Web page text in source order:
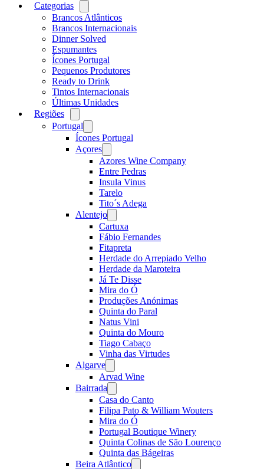
Categorias
menu
Brancos Atlânticos
Brancos Internacionais
Dinner Solved
Espumantes
Ícones Portugal
Pequenos Produtores
Ready to Drink
Tintos Internacionais
Últimas Unidades
Regiões
menu
Portugal
menu
Ícones Portugal
Açores
menu
Azores Wine Company
Entre Pedras
Insula Vinus
Tarelo
Tito´s Adega
Alentejo
menu
Cartuxa
Fábio Fernandes
Fitapreta
Herdade do Arrepiado Velho
Herdade da Maroteira
Já Te Disse
Mira do Ó
Produções Anónimas
Quinta do Paral
Natus Vini
Quinta do Mouro
Tiago Cabaço
Vinha das Virtudes
Algarve
menu
Arvad Wine
Bairrada
menu
Casa do Canto
Filipa Pato & William Wouters
Mira do Ó
Portugal Boutique Winery
Quinta Colinas de São Lourenço
Quinta das Bágeiras
Beira Atlântico